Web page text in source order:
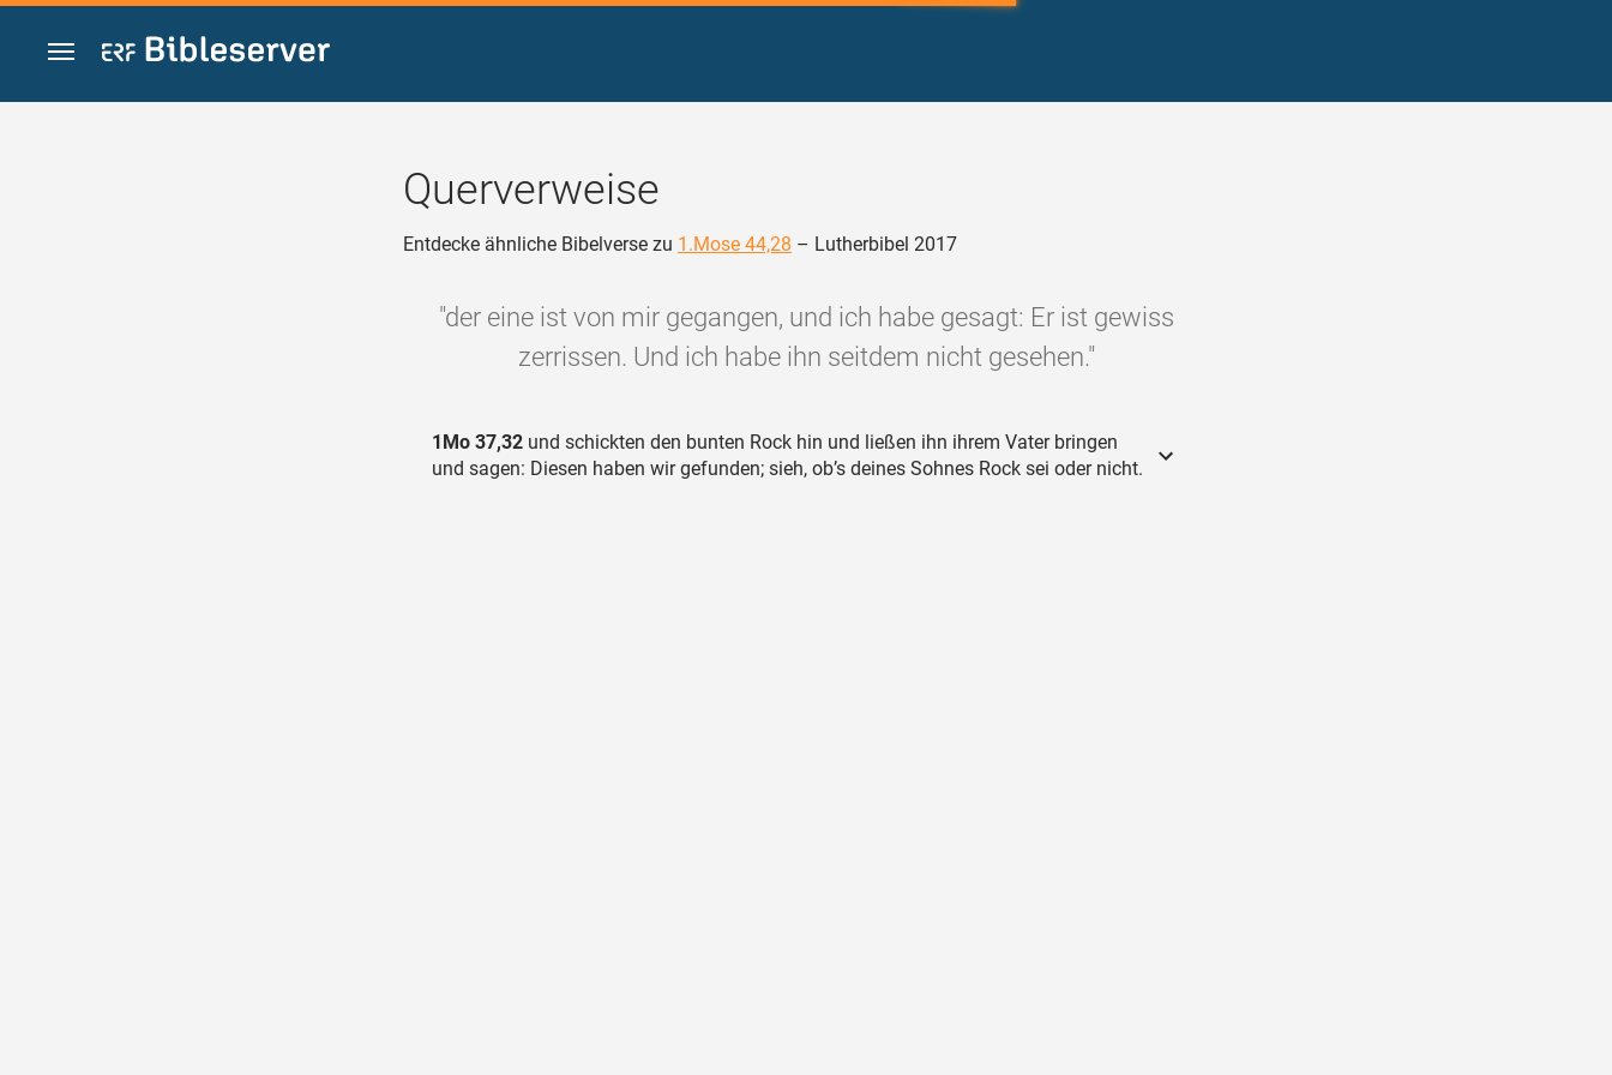
Zum Inhalt springen
Querverweise
Entdecke ähnliche Bibelverse zu 1.Mose 44,28 – Lutherbibel 2017
"der eine ist von mir gegangen, und ich habe gesagt: Er ist gewiss
zerrissen. Und ich habe ihn seitdem nicht gesehen."
1Mo 37,32 und schickten den bunten Rock hin und ließen ihn ihrem Vater bringen
und sagen: Diesen haben wir gefunden; sieh, ob’s deines Sohnes Rock sei oder nicht.